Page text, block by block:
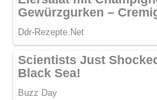
Kein Spam, kein Bullshit, keine